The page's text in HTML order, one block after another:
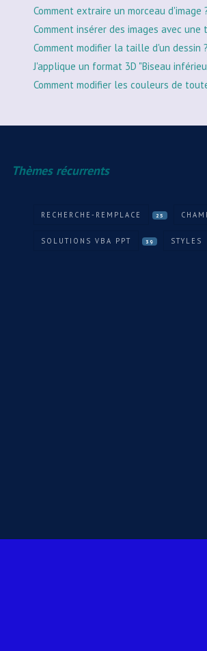
Comment extraire un morceau d'image
Comment insérer des images avec une
Comment modifier la taille d'un dessin ?
J'applique un format 3D "Biseau
Comment modifier les couleurs de
Thèmes récurrents
RECHERCHE-REMPLACE 25
SOLUTIONS VBA PPT 39 STYLES